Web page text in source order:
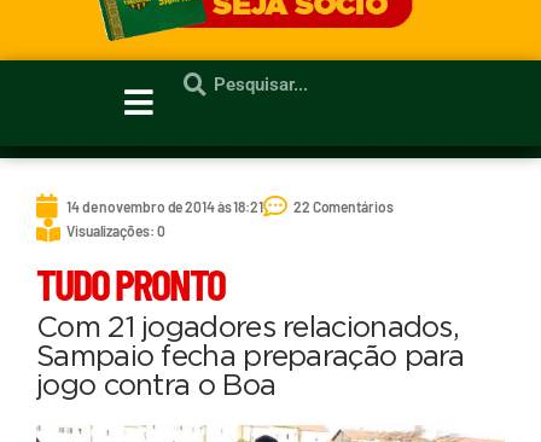
14 de novembro de 2014 às 18:21
22 Comentários
Visualizações: 0
TUDO PRONTO
Com 21 jogadores relacionados,
Sampaio fecha preparação para
jogo contra o Boa